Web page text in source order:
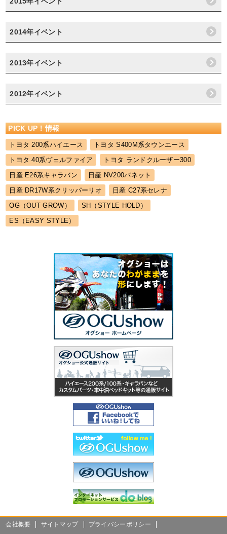
2014年イベント
2013年イベント
2012年イベント
PICK UP！情報
トヨタ 200系ハイエース
トヨタ S400M系タウンエース
トヨタ 40系ヴェルファイア
トヨタ ランドクルーザー300
日産 E26系キャラバン
日産 NV200バネット
日産 DR17W系クリッパーリオ
日産 C27系セレナ
OG（OUT GROW）
SH（STYLE HOLD）
ES（EASY STYLE）
会社概要 サイトマップ
プライバシーポリシー